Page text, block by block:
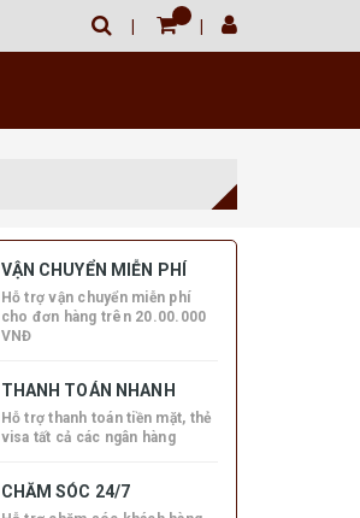
VẬN CHUYỂN MIỄN PHÍ
Hỗ trợ vận chuyển miễn phí
cho đơn hàng trên 20.00.000
VNĐ
THANH TOÁN NHANH
Hỗ trợ thanh toán tiền mặt, thẻ
visa tất cả các ngân hàng
CHĂM SÓC 24/7